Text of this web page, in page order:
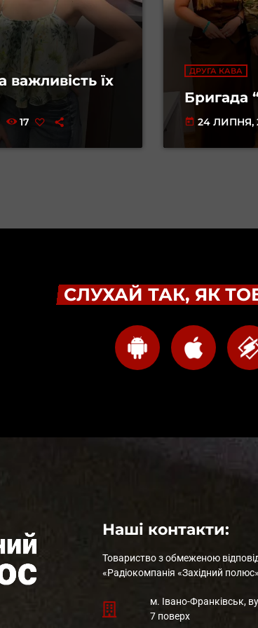
їх
17
ДРУГА КАВА
Бригада
today 24 ЛИПНЯ,
СЛУХАЙ ТАК, ЯК
Наші контакти:
Товариство з обмеженою
«Радіокомпанія «Західний полюс»
м. Івано-Франківськ,
7 поверх